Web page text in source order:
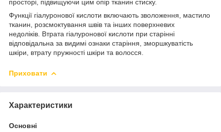
просторі, підвищуючи цим опір тканин стиску.
Функції гіалуронової кислоти включають зволоження, мастило
тканин, розсмоктування швів та інших поверхневих
недоліків. Втрата гіалуронової кислоти при старінні
відповідальна за видимі ознаки старіння, зморшкуватість
шкіри, втрату пружності шкіри та волосся.
Приховати
Характеристики
Основні